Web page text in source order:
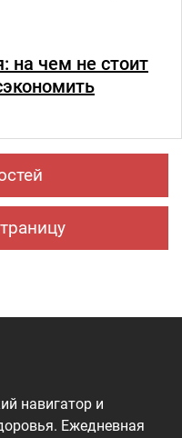
на чем не стоит
навигатор и
Ежедневная